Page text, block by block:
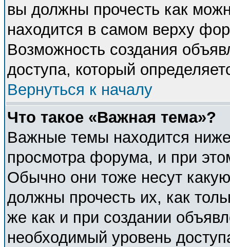
вы должны прочесть как
находится в самом верху
Возможность создания
доступа, который
Вернуться к началу
Что такое «Важная тема»?
Важные темы находится
просмотра форума, и при
Обычно они тоже несут
должны прочесть их, как
же как и при создании
необходимый уровень